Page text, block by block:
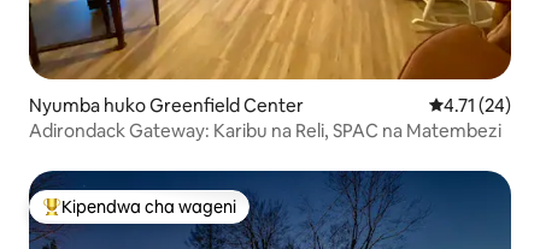
Nyumba huko Greenfield Center Ukadiriaji wa
4.71 (24)
Adirondack Gateway: Karibu na Reli, SPAC na Matembezi
Kipendwa maarufu cha wageni
Kipendwa cha wageni